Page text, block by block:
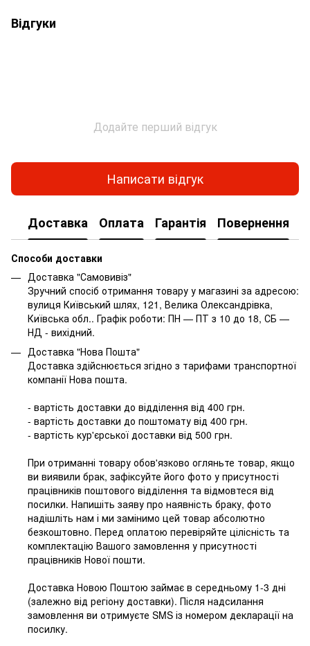
Відгуки
Додайте перший відгук
Написати відгук
Доставка Оплата Гарантія Повернення
Способи доставки
Доставка "Самовивіз"
Зручний спосіб отримання товару у магазині за адресою:
вулиця Київський шлях, 121, Велика Олександрівка,
Київська обл.. Графік роботи: ПН — ПТ з 10 до 18, СБ —
НД - вихідний.
Доставка "Нова Пошта"
Доставка здійснюється згідно з тарифами транспортної
компанії Нова пошта.
- вартість доставки до відділення від 400 грн.
- вартість доставки до поштомату від 400 грн.
- вартість кур'єрської доставки від 500 грн.
При отриманні товару обов'язково огляньте товар, якщо
ви виявили брак, зафіксуйте його фото у присутності
працівників поштового відділення та відмовтеся від
посилки. Напишіть заяву про наявність браку, фото
надішліть нам і ми замінимо цей товар абсолютно
безкоштовно. Перед оплатою перевіряйте цілісність та
комплектацію Вашого замовлення у присутності
працівників Нової пошти.
Доставка Новою Поштою займає в середньому 1-3 дні
(залежно від регіону доставки). Після надсилання
замовлення ви отримуєте SMS із номером декларації на
посилку.